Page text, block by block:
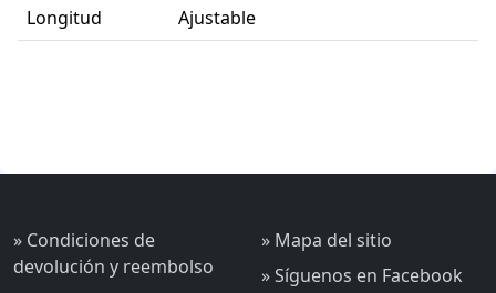
Longitud
Ajustable
» Condiciones de
devolución y reembolso
» Mapa del sitio
» Síguenos en Facebook